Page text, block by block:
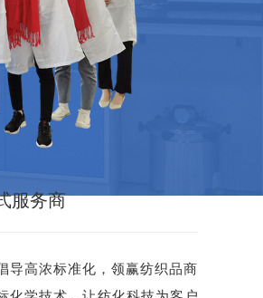
服务商
导高浓标准化，领赢纺织品商